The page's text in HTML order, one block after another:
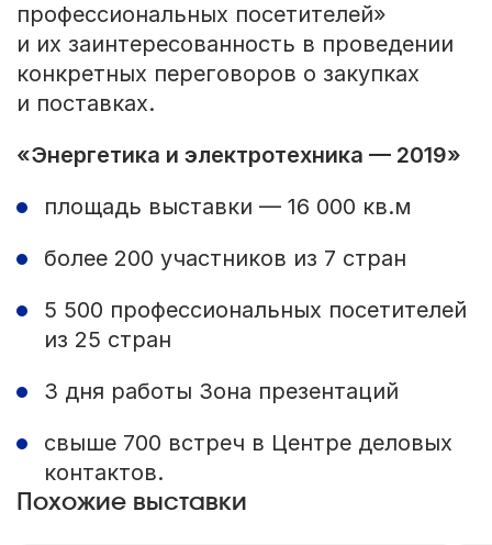
профессиональных посетителей»
и их заинтересованность в проведении
конкретных переговоров о закупках
и поставках.
«Энергетика и электротехника — 2019»
площадь выставки — 16 000 кв.м
более 200 участников из 7 стран
5 500 профессиональных посетителей
из 25 стран
3 дня работы Зона презентаций
свыше 700 встреч в Центре деловых
контактов.
Похожие выставки